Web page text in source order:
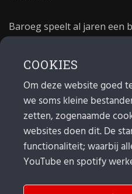
Baroeg speelt al jaren een
poppodium 40 jaar.
MAIL
Algemeen: info@baroeg.nl
Bands & boeking:
Promotie & publiciteit:
COOKIES
Om deze website goed
we soms kleine
zetten, zogenaamde
websites doen dit. De
functionaliteit; waarbij
YouTube en spotify